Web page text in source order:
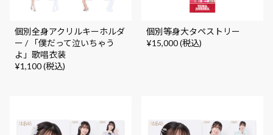
個別全身アクリルキーホルダ
ー / 「僕だって泣いちゃう
よ」歌唱衣装
¥1,100 (税込)
個別等身大タペストリー
¥15,000 (税込)